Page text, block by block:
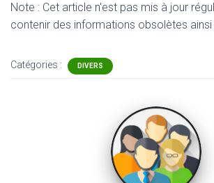
Note : Cet article n'est pas mis à jour
contenir des informations obsolètes ainsi
Catégories : DIVERS